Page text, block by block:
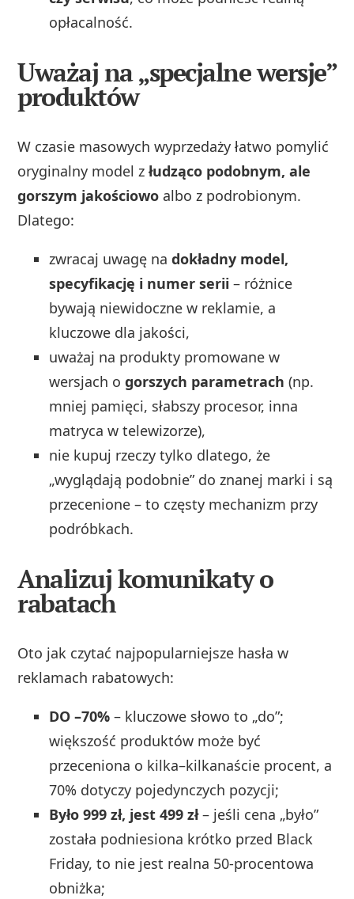
opłacalność.
Uważaj na „specjalne wersje”
produktów
W czasie masowych wyprzedaży łatwo pomylić
oryginalny model złudząco podobnym, ale
gorszym jakościowo albo z podrobionym.
Dlatego:
zwracaj uwagę nadokładny model,
specyfikację i numer serii – różnice
bywają niewidoczne w reklamie, a
kluczowe dla jakości,
uważaj na produkty promowane w
wersjach ogorszych parametrach (np.
mniej pamięci, słabszy procesor, inna
matryca w telewizorze),
nie kupuj rzeczy tylko dlatego, że
„wyglądają podobnie” do znanej marki i są
przecenione – to częsty mechanizm przy
podróbkach.
Analizuj komunikaty o
rabatach
Oto jak czytać najpopularniejsze hasła w
reklamach rabatowych:
DO –70% – kluczowe słowo to „do”;
większość produktów może być
przeceniona o kilka–kilkanaście procent, a
70% dotyczy pojedynczych pozycji;
Było 999 zł, jest 499 zł– jeśli cena „było”
została podniesiona krótko przed Black
Friday, to nie jest realna 50-procentowa
obniżka;